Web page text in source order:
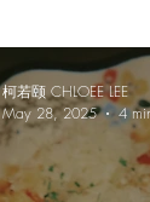
柯若颐 CHLOEE LEE
May 28, 2025
4